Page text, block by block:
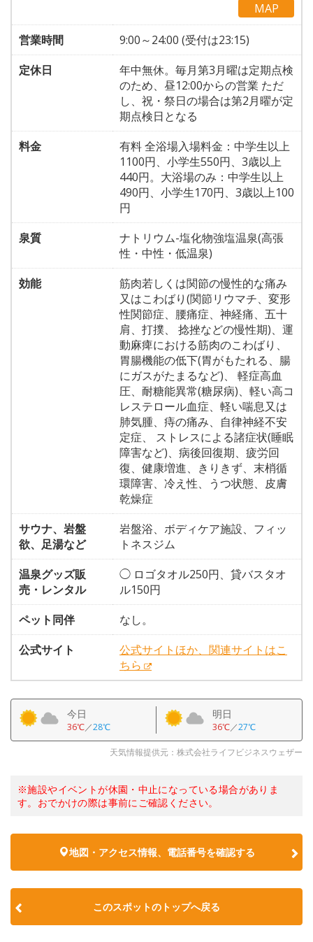
MAP
営業時間
9:00～24:00 (受付は23:15)
定休日
年中無休。毎月第3月曜は定期点検
のため、昼12:00からの営業 ただ
し、祝・祭日の場合は第2月曜が定
期点検日となる
料金
有料 全浴場入場料金：中学生以上
1100円、小学生550円、3歳以上
440円。大浴場のみ：中学生以上
490円、小学生170円、3歳以上100
円
泉質
ナトリウム-塩化物強塩温泉(高張
性・中性・低温泉)
効能
筋肉若しくは関節の慢性的な痛み
又はこわばり(関節リウマチ、変形
性関節症、腰痛症、神経痛、五十
肩、打撲、 捻挫などの慢性期)、運
動麻痺における筋肉のこわばり、
胃腸機能の低下(胃がもたれる、腸
にガスがたまるなど)、 軽症高血
圧、耐糖能異常(糖尿病)、軽い高コ
レステロール血症、軽い喘息又は
肺気腫、痔の痛み、自律神経不安
定症、 ストレスによる諸症状(睡眠
障害など)、病後回復期、疲労回
復、健康増進、きりきず、末梢循
環障害、冷え性、うつ状態、皮膚
乾燥症
サウナ、岩盤
欲、足湯など
岩盤浴、ボディケア施設、フィッ
トネスジム
温泉グッズ販
売・レンタル
◯ ロゴタオル250円、貸バスタオ
ル150円
ペット同伴
なし。
公式サイト
公式サイトほか、関連サイトはこ
ちら
今日
36℃／28℃
明日
36℃／27℃
天気情報提供元：株式会社ライフビジネスウェザー
※施設やイベントが休園・中止になっている場合がありま
す。おでかけの際は事前にご確認ください。
地図・アクセス情報、電話番号を確認する
このスポットのトップへ戻る